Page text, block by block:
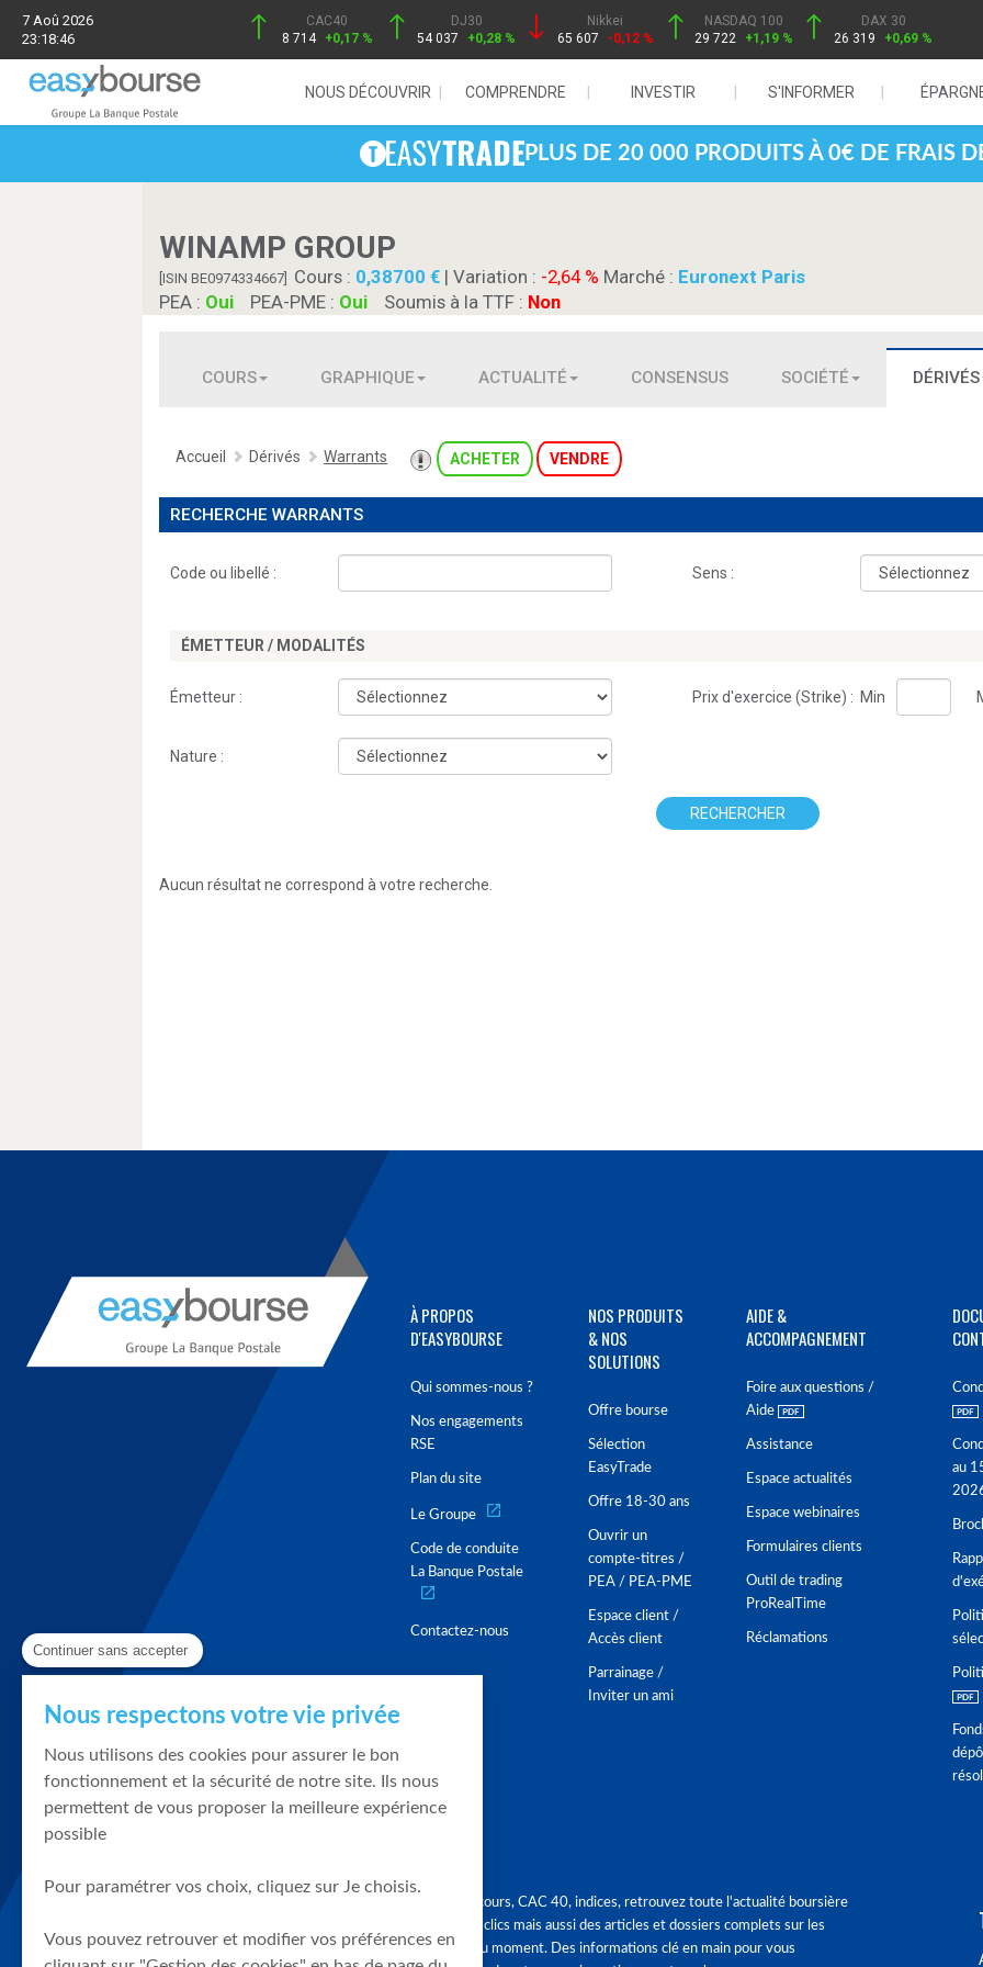
7 Aoû 2026
23:18:46
CAC40
8 714 +0,17 %
DJ30
54 037
+0,28 %
Nikkei
65 607
-0,12 %
NASDAQ 100
29 722
+1,19 %
DAX 30
26 319
+0,69 %
NOUS DÉCOUVRIR COMPRENDRE INVESTIR S'INFORMER
PLUS DE 20 000 PRODUITS À 0€ DE FRAIS
WINAMP GROUP
[ISIN BE0974334667] Cours : 0,38700 | Variation : -2,64 % Marché : Euronext Paris
PEA : Oui PEA-PME : Oui Soumis à la TTF : Non
COURS GRAPHIQUE ACTUALITÉ CONSENSUS SOCIÉTÉ DÉRIVÉS
Accueil Dérivés Warrants ACHETER VENDRE
RECHERCHE WARRANTS
Code ou libellé : Sens :
ÉMETTEUR / MODALITÉS
Émetteur : Prix d'exercice (Strike) : Min
Nature :
RECHERCHER
Aucun résultat ne correspond à votre recherche.
À PROPOS
D'EASYBOURSE
Qui sommes-nous ?
Nos engagements
RSE
Plan du site
Le Groupe
Code de conduite
La Banque Postale
Contactez-nous
NOS PRODUITS
& NOS
SOLUTIONS
Offre bourse
Sélection
EasyTrade
Offre 18-30 ans
Ouvrir un
compte-titres /
PEA / PEA-PME
Espace client /
Accès client
Parrainage /
Inviter un ami
AIDE &
ACCOMPAGNEMENT
Foire aux questions /
Aide
Assistance
Espace actualités
Espace webinaires
Formulaires clients
Outil de trading
ProRealTime
Réclamations
au
Graphique, cours, CAC 40, indices, retrouvez toute l'actualité boursière
en quelques clics mais aussi des articles et dossiers complets sur les
tendances du moment. Des informations clé en main pour vous
Continuer sans accepter
Nous respectons votre vie privée
Nous utilisons des cookies pour assurer le bon
fonctionnement et la sécurité de notre site. Ils nous
permettent de vous proposer la meilleure expérience
possible
Pour paramétrer vos choix, cliquez sur Je choisis.
Vous pouvez retrouver et modifier vos préférences en